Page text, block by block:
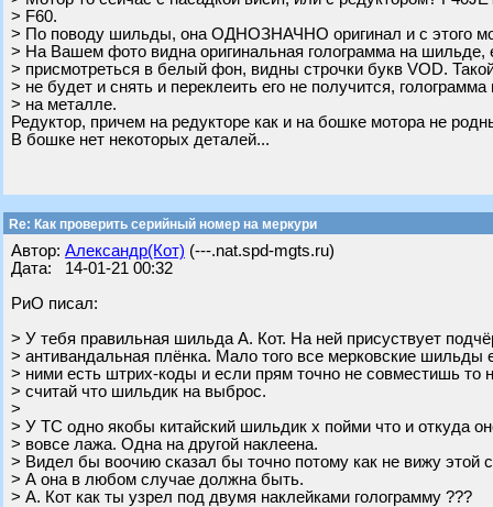
> F60.
> По поводу шильды, она ОДНОЗНАЧНО оригинал и с этого
> На Вашем фото видна оригинальная голограмма на шильде,
> присмотреться в белый фон, видны строчки букв VOD.
> не будет и снять и переклеить его не получится, голограмма
> на металле.
Редуктор, причем на редукторе как и на бошке мотора не
В бошке нет некоторых деталей...
Re: Как проверить серийный номер на меркури
Автор: Александр(Кот) (---.nat.spd-mgts.ru)
Дата: 14-01-21 00:32
РиО писал:
> У тебя правильная шильда А. Кот. На ней присуствует
> антивандальная плёнка. Мало того все мерковские шильды
> ними есть штрих-коды и если прям точно не совместишь то
> считай что шильдик на выброс.
>
> У ТС одно якобы китайский шильдик х пойми что и откуда
> вовсе лажа. Одна на другой наклеена.
> Видел бы воочию сказал бы точно потому как не вижу этой
> А она в любом случае должна быть.
> А. Кот как ты узрел под двумя наклейками голограмму ???